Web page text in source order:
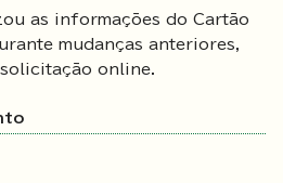
as informações do Cartão
mudanças anteriores,
online.